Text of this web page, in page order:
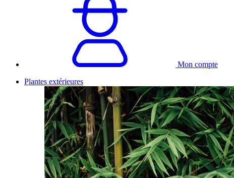
Mon compte
Plantes extérieures